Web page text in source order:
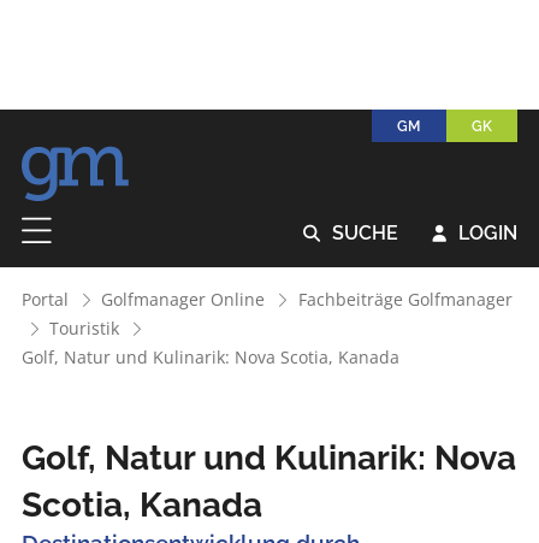
GM GK
 SUCHE  LOGIN
Portal Golfmanager Online
Fachbeiträge Golfmanager
Touristik
Golf, Natur und Kulinarik: Nova Scotia, Kanada
Golf, Natur und Kulinarik: Nova
Scotia, Kanada